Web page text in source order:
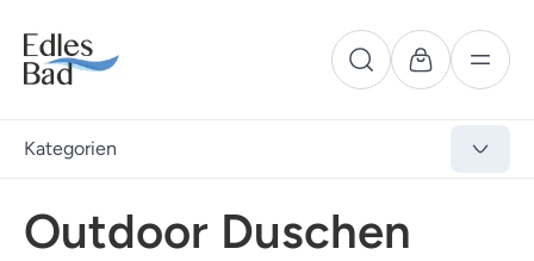
Kategorien
Outdoor Duschen